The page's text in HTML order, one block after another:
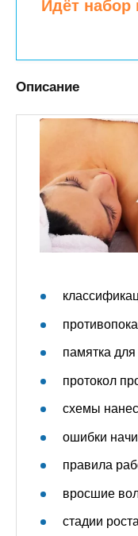
n
t
s
n
o
а
в
е
д
Описание
памятка для
протокол
схемы
ошибки
правила
вросшие
стадии